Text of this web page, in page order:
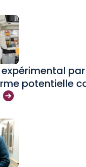
potentielle